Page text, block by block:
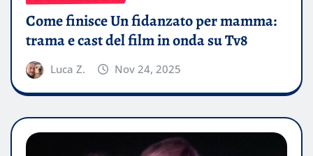
Come finisce Un fidanzato per mamma:
trama e cast del film in onda su Tv8
Luca Z. Nov 24, 2025